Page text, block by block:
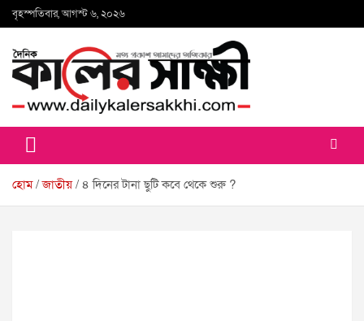
Skip
to
বৃহস্পতিবার, আগস্ট ৬, ২০২৬
কালের সাক্ষী
হোম জাতীয় ৪ দিনের টানা ছুটি কবে থেকে শুরু ?